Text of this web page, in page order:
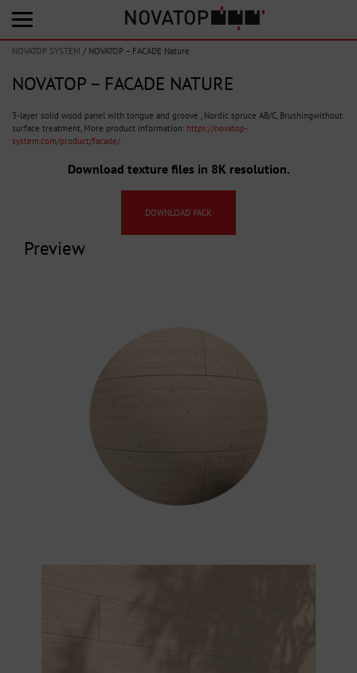
NOVATOP SYSTEM / NOVATOP – FACADE Nature
NOVATOP – FACADE NATURE
3-layer solid wood panel with tongue and groove , Nordic spruce AB/C, Brushingwithout
surface treatment, More product information: https://novatop-
system.com/product/facade/
Download texture files in 8K resolution.
DOWNLOAD PACK
Preview